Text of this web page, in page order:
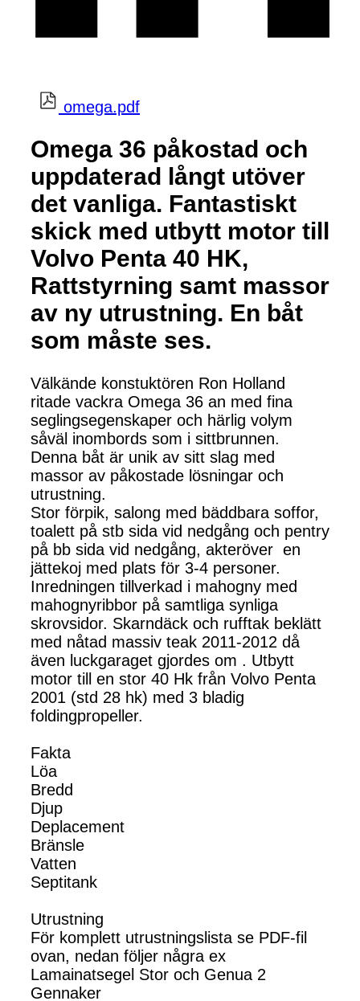
omega.pdf
Omega 36 påkostad och
uppdaterad långt utöver
det vanliga. Fantastiskt
skick med utbytt motor till
Volvo Penta 40 HK,
Rattstyrning samt massor
av ny utrustning. En båt
som måste ses.
Välkände konstuktören Ron Holland
ritade vackra Omega 36 an med fina
seglingsegenskaper och härlig volym
såväl inombords som i sittbrunnen.
Denna båt är unik av sitt slag med
massor av påkostade lösningar och
utrustning.
Stor förpik, salong med bäddbara soffor,
toalett på stb sida vid nedgång och pentry
på bb sida vid nedgång, akteröver en
jättekoj med plats för 3-4 personer.
Inredningen tillverkad i mahogny med
mahognyribbor på samtliga synliga
skrovsidor. Skarndäck och rufftak beklätt
med nåtad massiv teak 2011-2012 då
även luckgaraget gjordes om . Utbytt
motor till en stor 40 Hk från Volvo Penta
2001 (std 28 hk) med 3 bladig
foldingpropeller.
Fakta
Löa
Bredd
Djup
Deplacement
Bränsle
Vatten
Septitank
Utrustning
För komplett utrustningslista se PDF-fil
ovan, nedan följer några ex
Lamainatsegel Stor och Genua 2
Gennaker